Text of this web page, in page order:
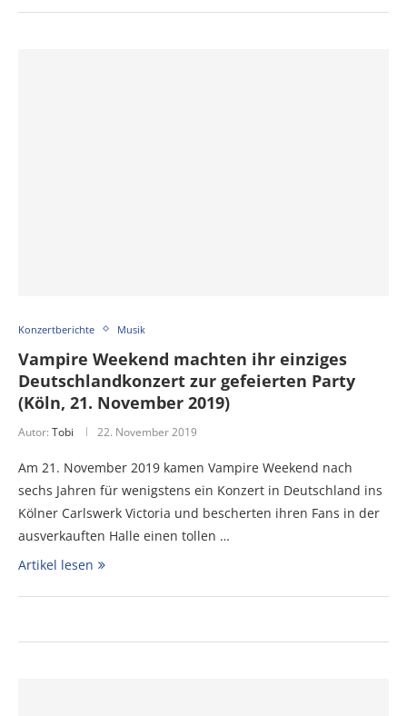
Konzertberichte Musik
Vampire Weekend machten ihr einziges
Deutschlandkonzert zur gefeierten Party
(Köln, 21. November 2019)
Autor: Tobi 22. November 2019
Am 21. November 2019 kamen Vampire Weekend nach
sechs Jahren für wenigstens ein Konzert in Deutschland ins
Kölner Carlswerk Victoria und bescherten ihren Fans in der
ausverkauften Halle einen tollen …
Artikel lesen